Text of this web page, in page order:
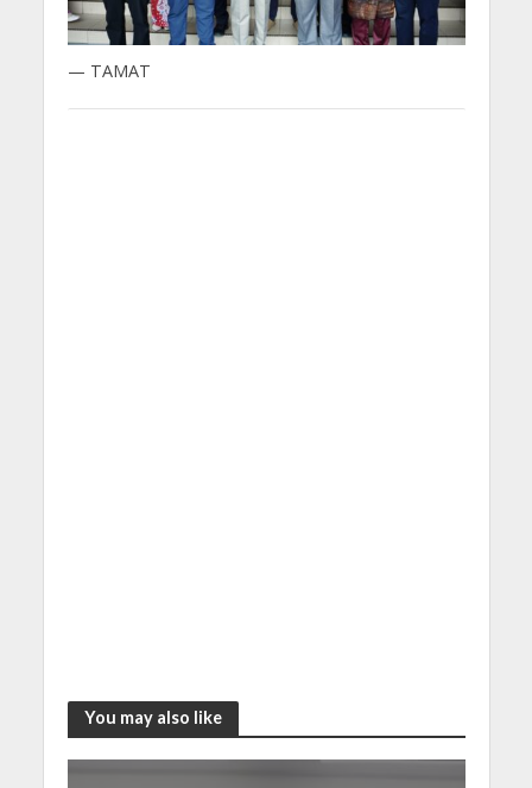
— TAMAT
You may also like